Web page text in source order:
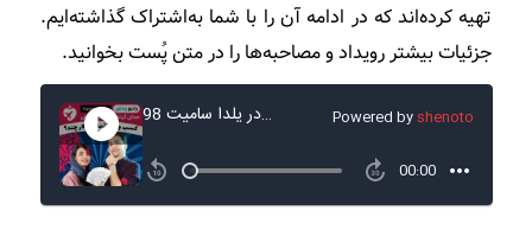
تهیه کرده‌اند که در ادامه آن را با شما به‌اشتراک گذاشته‌ایم.
جزئیات بیشتر رویداد و مصاحبه‌ها را در متن پُست بخوانید.